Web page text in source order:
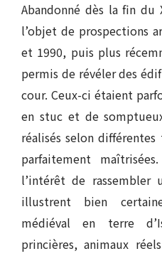
Abandonné dès la fin
l’objet de prospections
et 1990, puis plus
permis de révéler des
cour. Ceux-ci étaient
en stuc et de
réalisés selon
parfaitement
l’intérêt de
illustrent bien
médiéval en terre
princières, animaux